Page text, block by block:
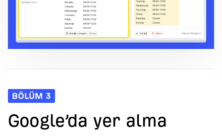
BÖLÜM 3
Google’da yer alma